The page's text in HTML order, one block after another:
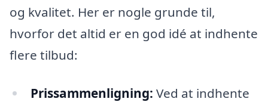
og kvalitet. Her er nogle grunde til,
hvorfor det altid er en god idé at indhente
flere tilbud:
Prissammenligning: Ved at indhente